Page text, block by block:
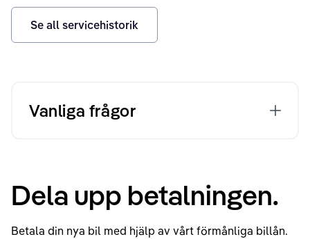
Se all servicehistorik
Vanliga frågor
Dela upp betalningen.
Betala din nya bil med hjälp av vårt förmånliga billån.